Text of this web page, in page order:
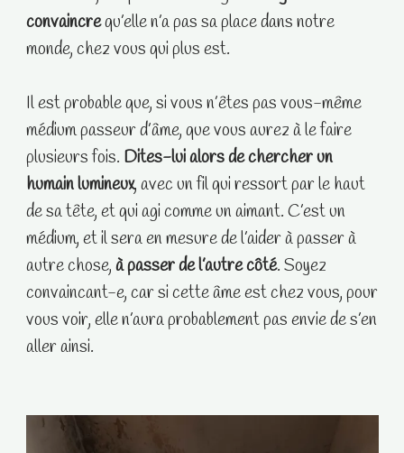
convaincrequ’elle n’a pas sa place dans notre
monde, chez vous qui plus est.
Il est probable que, si vous n’êtes pas vous-même
médium passeur d’âme, que vous aurez à le faire
plusieurs fois. Dites-lui alors de chercher un
humain lumineux, avec un fil qui ressort par le haut
de sa tête, et qui agi comme un aimant. C’est un
médium, et il sera en mesure de l’aider à passer à
autre chose,à passer de l’autre côté. Soyez
convaincant-e, car si cette âme est chez vous, pour
vous voir, elle n’aura probablement pas envie de s’en
aller ainsi.